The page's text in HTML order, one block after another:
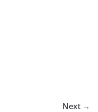
Next →